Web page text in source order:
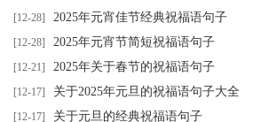
[12-28]
2025年元宵佳节经典祝福语句子
[12-28]
2025年元宵节简短祝福语句子
[12-21]
2025年关于春节的祝福语句子
[12-17]
关于2025年元旦的祝福语句子大全
[12-17]
关于元旦的经典祝福语句子